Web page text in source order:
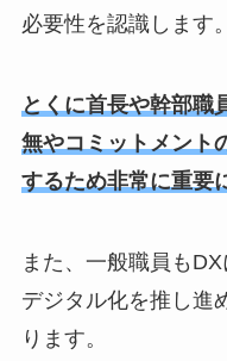
必要性を認識します。
とくに首長や幹部職
無やコミットメント
するため非常に重要
また、一般職員も
デジタル化を推し進
ります。